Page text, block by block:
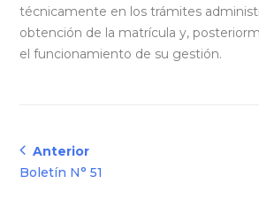
técnicamente en los trámites
obtención de la matrícula y,
el funcionamiento de su gestión.
Navegación
de
Anterior
Anterior:
Boletín N° 51